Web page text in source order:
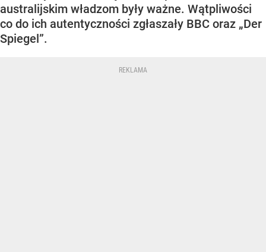
australijskim władzom były ważne. Wątpliwości
co do ich autentyczności zgłaszały BBC oraz „Der
Spiegel”.